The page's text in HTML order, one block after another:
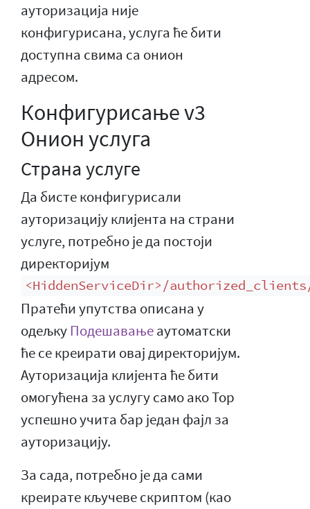
ауторизација није
конфигурисана, услуга ће бити
доступна свима са онион
адресом.
Конфигурисање v3
Онион услуга
Страна услуге
Да бисте конфигурисали
ауторизацију клијента на страни
услуге, потребно је да постоји
директоријум
<HiddenServiceDir>/
Пратећи упутства описана у
одељку Подешавањеаутоматски
ће се креирати овај директоријум.
Ауторизација клијента ће бити
омогућена за услугу само ако Тор
успешно учита бар један фајл за
ауторизацију.
За сада, потребно је да сами
креирате кључеве скриптом (као